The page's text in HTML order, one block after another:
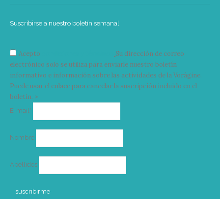
Suscribirse a nuestro boletín semanal
Acepto
Su dirección de correo
electrónico solo se utiliza para enviarle nuestro boletín
informativo e información sobre las actividades de la Vorágine.
Puede usar el enlace para cancelar la suscripción incluido en el
boletín. >
E-mail*
Nombre
Apellidos